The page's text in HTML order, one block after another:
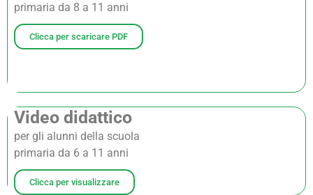
primaria da 8 a 11 anni
Clicca per scaricare PDF
Video didattico
per gli alunni della scuola
primaria da 6 a 11 anni
Clicca per visualizzare